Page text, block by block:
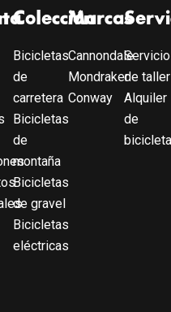
Colección
Bicicletas
de
carretera
Bicicletas
de
montaña
Bicicletas
de gravel
Bicicletas
eléctricas
Marcas
Cannondale
Mondraker
Conway
Servicio
de taller
Alquiler
de